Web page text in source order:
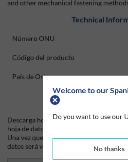
Welcome to our
Do you want to use our
No thanks
and other mechanical fastening
Technical
Número ONU
Código del producto
País de Origen
Descarga hoy mismo la hoja técnica
hoja de datos de seguridad (SDS) del
Una vez que hayas iniciado sesión o te
datos será visible para su descarga.